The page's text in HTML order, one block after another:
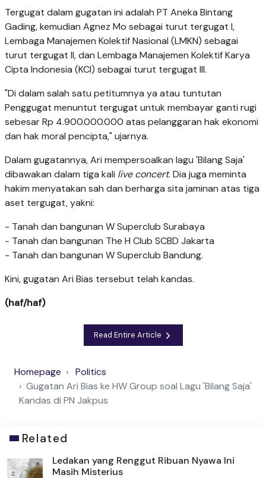
Tergugat dalam gugatan ini adalah PT Aneka Bintang
Gading, kemudian Agnez Mo sebagai turut tergugat I,
Lembaga Manajemen Kolektif Nasional (LMKN) sebagai
turut tergugat II, dan Lembaga Manajemen Kolektif Karya
Cipta Indonesia (KCI) sebagai turut tergugat III.
"Di dalam salah satu petitumnya ya atau tuntutan
Penggugat menuntut tergugat untuk membayar ganti rugi
sebesar Rp 4.900.000.000 atas pelanggaran hak ekonomi
dan hak moral pencipta," ujarnya.
Dalam gugatannya, Ari mempersoalkan lagu 'Bilang Saja'
dibawakan dalam tiga kali live concert. Dia juga meminta
hakim menyatakan sah dan berharga sita jaminan atas tiga
aset tergugat, yakni:
- Tanah dan bangunan W Superclub Surabaya
- Tanah dan bangunan The H Club SCBD Jakarta
- Tanah dan bangunan W Superclub Bandung.
Kini, gugatan Ari Bias tersebut telah kandas.
(haf/haf)
Read Entire Article
Homepage
Politics
Gugatan Ari Bias ke HW Group soal Lagu 'Bilang Saja'
Kandas di PN Jakpus
Related
Ledakan yang Renggut Ribuan Nyawa Ini
Masih Misterius